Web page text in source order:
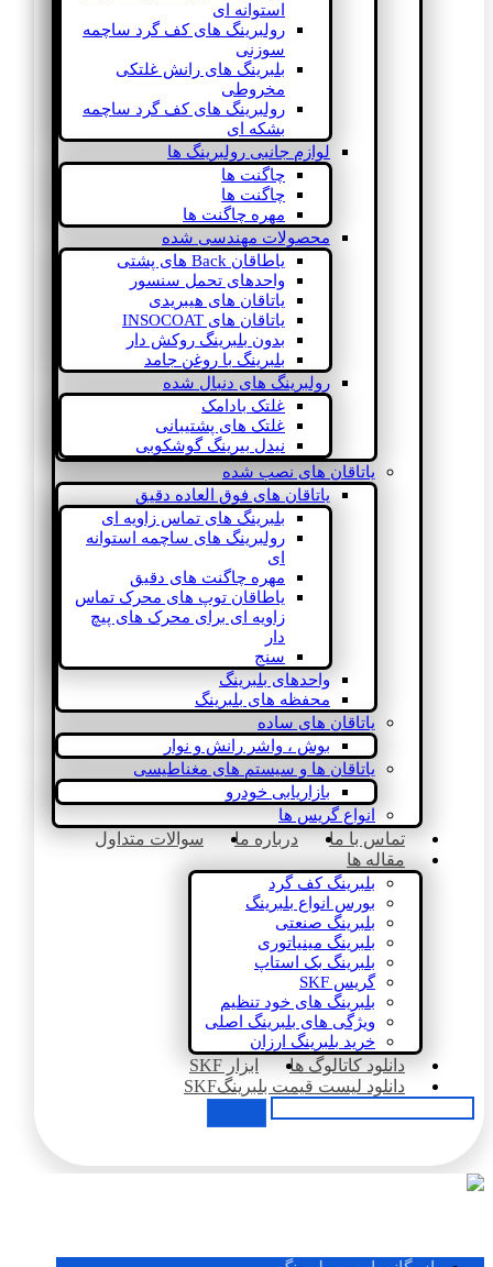
استوانه ای
رولبرینگ های کف گرد ساچمه
سوزنی
بلبرینگ های رانش غلتکی
مخروطی
رولبرینگ های کف گرد ساچمه
بشکه ای
لوازم جانبی رولبرینگ ها
چاگنت ها
چاگنت ها
مهره چاگنت ها
محصولات مهندسی شده
یاطاقان Back های پشتی
واحدهای تحمل سنسور
یاتاقان های هیبریدی
یاتاقان های INSOCOAT
بدون بلبرینگ روکش دار
بلبرینگ با روغن جامد
رولبرینگ های دنبال شده
غلتک بادامک
غلتک های پشتیبانی
نیدل بیرینگ گوشکوبی
یاتاقان های نصب شده
یاتاقان های فوق العاده دقیق
بلبرینگ های تماس زاویه ای
رولبرینگ های ساچمه استوانه
ای
مهره چاگنت های دقیق
یاطاقان توپ های محرک تماس
زاویه ای برای محرک های پیچ
دار
سنج
واحدهای بلبرینگ
محفظه های بلبرینگ
یاتاقان های ساده
بوش ، واشر رانش و نوار
یاتاقان ها و سیستم های مغناطیسی
بازاریابی خودرو
انواع گریس ها
تماس با ما درباره ما
سوالات متداول
مقاله ها
بلبرینگ کف گرد
بورس انواع بلبرینگ
بلبرینگ صنعتی
بلبرینگ مینیاتوری
بلبرینگ بک استاپ
گریس SKF
بلبرینگ های خود تنظیم
ویژگی های بلبرینگ اصلی
خرید بلبرینگ ارزان
دانلود کاتالوگ ها
ابزار SKF
دانلود لیست قیمت بلبرینگSKF